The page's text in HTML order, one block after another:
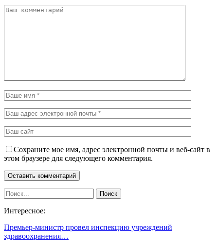
Сохраните мое имя, адрес электронной почты и веб-сайт в
этом браузере для следующего комментария.
Интересное:
Премьер-министр провел инспекцию учреждений
здравоохранения…